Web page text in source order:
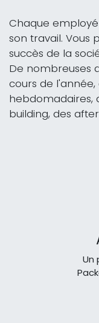
Chaque
son travail. Vous
succès de la
De nombreuses
cours de
hebdomadaires,
building, des
Un